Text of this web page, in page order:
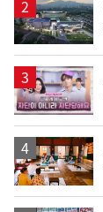
영
상